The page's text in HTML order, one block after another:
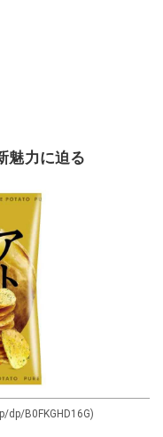
魅力に迫る
B0FKGHD16G)